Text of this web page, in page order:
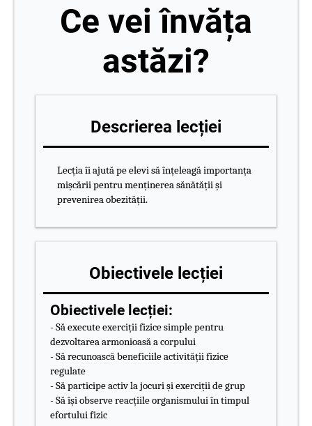
Ce vei învăța
astăzi?
Descrierea lecției
Lecția îi ajută pe elevi să înțeleagă importanța
mișcării pentru menținerea sănătății și
prevenirea obezității.
Obiectivele lecției
Obiectivele lecției:
- Să execute exerciții fizice simple pentru
dezvoltarea armonioasă a corpului
- Să recunoască beneficiile activității fizice
regulate
- Să participe activ la jocuri și exerciții de grup
- Să își observe reacțiile organismului în timpul
efortului fizic